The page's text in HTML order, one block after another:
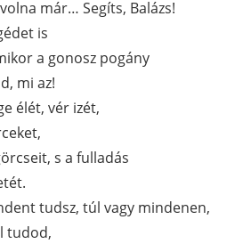
már… Segíts, Balázs!
is
a gonosz pogány
mi az!
élét, vér izét,
s a fulladás
tudsz, túl vagy mindenen,
tudod,